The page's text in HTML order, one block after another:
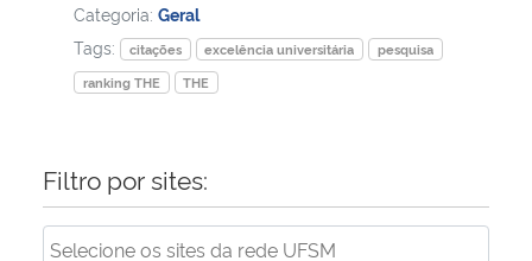
Ministério do Meio Ambiente
Ministério do Turismo
Categoria: Geral
Tags:
citações excelência universitária
pesquisa
ranking THE
THE
Filtro por sites: